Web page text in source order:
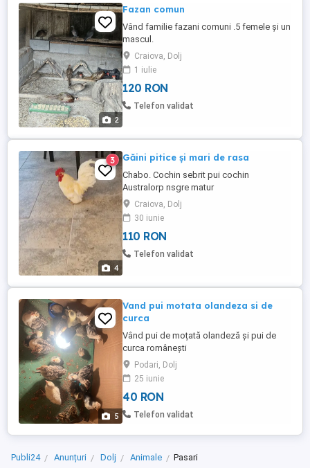
2
Fazan comun
Vând familie fazani comuni .5 femele și un
mascul.
Craiova, Dolj
1 iulie
120 RON
Telefon validat
4
3 Găini pitice și mari de rasa
Chabo. Cochin sebrit pui cochin
Australorp nsgre matur
Craiova, Dolj
30 iunie
110 RON
Telefon validat
5
Vand pui motata olandeza si de
curca
Vând pui de moțată olandeză și pui de
curca românești
Podari, Dolj
25 iunie
40 RON
Telefon validat
Publi24 Anunțuri Dolj Animale Pasari